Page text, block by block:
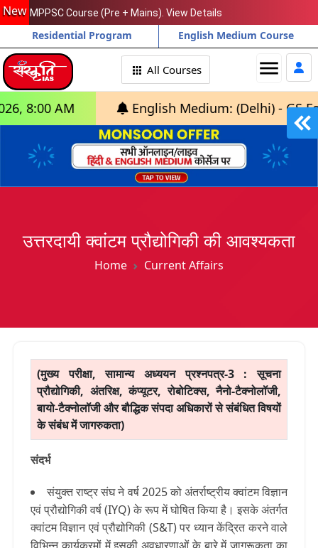
New MPPSC Course (Pre + Mains). View Details
Residential Program English Medium Course
menu
All Courses
English Medium: (Delhi) - GS Foundation
उत्तरदायी क्वांटम प्रौद्योगिकी की आवश्यकता
Home Current Affairs
(मुख्य परीक्षा, सामान्य अध्ययन प्रश्नपत्र-3 : सूचना
प्रौद्योगिकी, अंतरिक्ष, कंप्यूटर, रोबोटिक्स, नैनो-टैक्नोलॉजी,
बायो-टैक्नोलॉजी और बौद्धिक संपदा अधिकारों से संबंधित विषयों
के संबंध में जागरुकता)
संदर्भ
संयुक्त राष्ट्र संघ ने वर्ष 2025 को अंतर्राष्ट्रीय क्वांटम विज्ञान
एवं प्रौद्योगिकी वर्ष (IYQ) के रूप में घोषित किया है। इसके अंतर्गत
क्वांटम विज्ञान एवं प्रौद्योगिकी (S&T) पर ध्यान केंद्रित करने वाले